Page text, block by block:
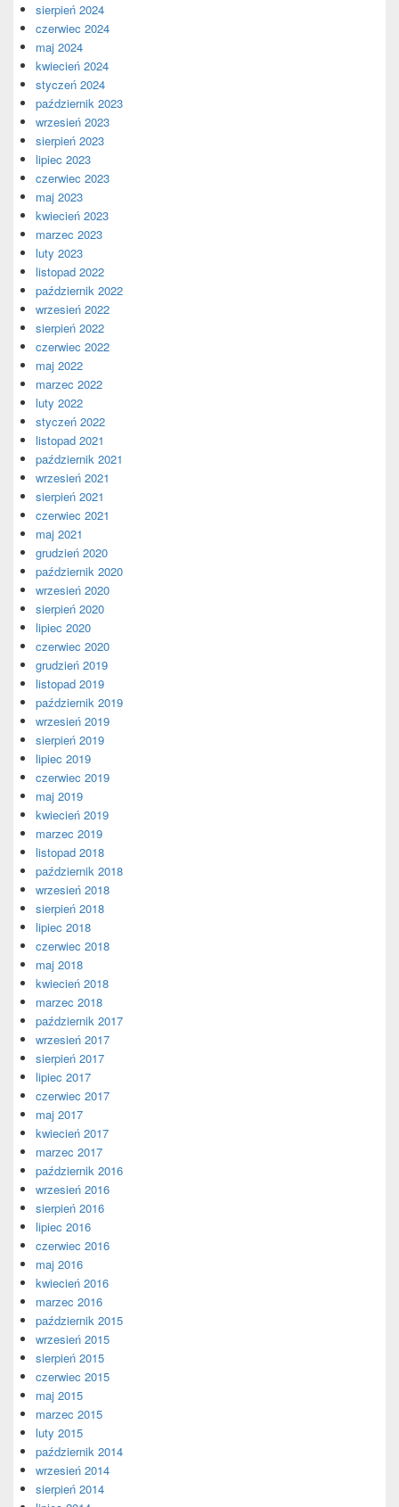
sierpień 2024
czerwiec 2024
maj 2024
kwiecień 2024
styczeń 2024
październik 2023
wrzesień 2023
sierpień 2023
lipiec 2023
czerwiec 2023
maj 2023
kwiecień 2023
marzec 2023
luty 2023
listopad 2022
październik 2022
wrzesień 2022
sierpień 2022
czerwiec 2022
maj 2022
marzec 2022
luty 2022
styczeń 2022
listopad 2021
październik 2021
wrzesień 2021
sierpień 2021
czerwiec 2021
maj 2021
grudzień 2020
październik 2020
wrzesień 2020
sierpień 2020
lipiec 2020
czerwiec 2020
grudzień 2019
listopad 2019
październik 2019
wrzesień 2019
sierpień 2019
lipiec 2019
czerwiec 2019
maj 2019
kwiecień 2019
marzec 2019
listopad 2018
październik 2018
wrzesień 2018
sierpień 2018
lipiec 2018
czerwiec 2018
maj 2018
kwiecień 2018
marzec 2018
październik 2017
wrzesień 2017
sierpień 2017
lipiec 2017
czerwiec 2017
maj 2017
kwiecień 2017
marzec 2017
październik 2016
wrzesień 2016
sierpień 2016
lipiec 2016
czerwiec 2016
maj 2016
kwiecień 2016
marzec 2016
październik 2015
wrzesień 2015
sierpień 2015
czerwiec 2015
maj 2015
marzec 2015
luty 2015
październik 2014
wrzesień 2014
sierpień 2014